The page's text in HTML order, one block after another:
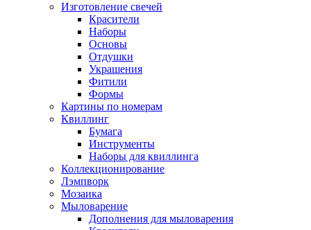
Изготовление свечей
Красители
Наборы
Основы
Отдушки
Украшения
Фитили
Формы
Картины по номерам
Квиллинг
Бумага
Инструменты
Наборы для квиллинга
Коллекционирование
Лэмпворк
Мозаика
Мыловарение
Дополнения для мыловарения